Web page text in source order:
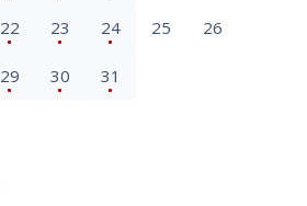
22 23 24 25 26
29 30 31